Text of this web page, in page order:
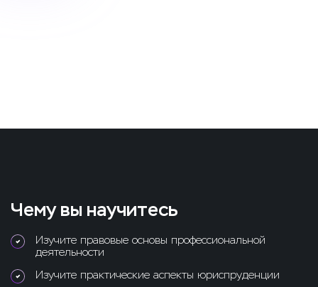
Чему вы научитесь
Изучите правовые основы профессиональной
деятельности
Изучите практические аспекты юриспруденции